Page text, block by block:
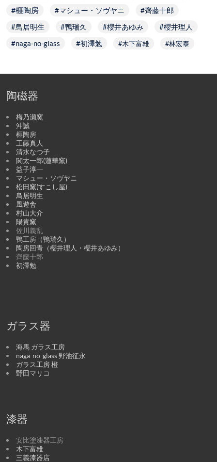
榧陶房 マシュー・ソヴヤニ
齊藤十郎
鳥居明生
鴨瑞久 櫻井あゆみ
櫻井理人
naga-no-glass
初澤勉 木下富雄 林宏泰
陶磁器
梅乃瀬窯
沖誠
榧陶房
工藤真人
清水なつ子
関太一郎(蓮華窯)
益子淳一
マシュー・ソヴヤニ
松田窯(すこし屋)
鳥居明生
風遊舎
村山大介
陽貴窯
佐川義乱
鴨工房（鴨瑞久）
陶房回青（櫻井理人・櫻井あゆみ）
齊藤十郎
初澤勉
ガラス器
海馬 ガラス工房
naga-no-glass 野池征永
ガラス工房 橙
野田マリコ
漆器
安比塗漆器工房
木下富雄
三義漆器店